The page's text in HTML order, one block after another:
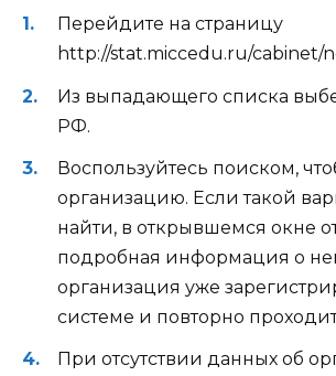
Перейдите на страницу
http://stat.miccedu.ru/cabinet/
Из выпадающего списка
РФ.
Воспользуйтесь поиском,
организацию. Если такой
найти, в открывшемся окне
подробная информация о
организация уже
системе и повторно
При отсутствии данных об